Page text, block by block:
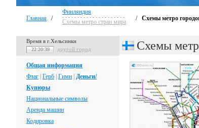
Главная /
Финляндия
Схемы метро стран мира
/ Схемы метро
Время в г.Хельсинки
22:20:40 другой город
Общая информация
Флаг Герб Гимн Деньги/
Купюры
Национальные символы
Аренда машин
Кодировка
Схемы